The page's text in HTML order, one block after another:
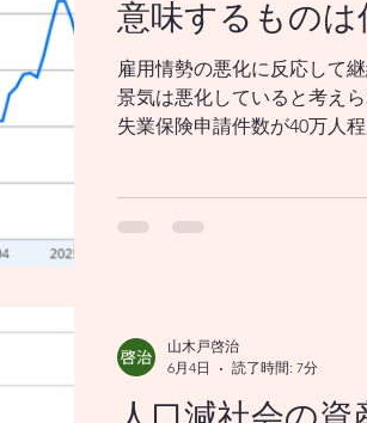
意味するものは
雇用情勢の悪化に反応して
景気は悪化していると考え
失業保険申請件数が40万人
毎週発表される数字の4週
うかが雇用環境悪化のボー
40万件を超えると雇用状況
す。 グラフは米国のコロナ
山木戸啓治
6月4日
読了時間: 7分